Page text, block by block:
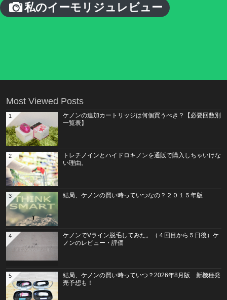
私のイーモリジュレビュー
Most Viewed Posts
ケノンの追加カートリッジは何個買うべき？【必要回数別
一覧表】
1
トレチノインとハイドロキノンを通販で購入しちゃいけな
い理由。
2
結局、ケノンの買い時っていつなの？２０１５年版
3
ケノンでVライン脱毛してみた。（４回目から５日後）ケ
ノンのレビュー・評価
4
結局、ケノンの買い時っていつ？2026年8月版 新機種発
売予想も！
5